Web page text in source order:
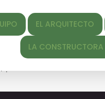
EL
datetime="2022-07-